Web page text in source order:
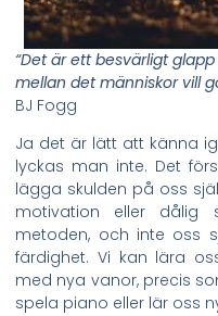
“Det är ett besvärligt
mellan det människor vill
BJ Fogg
Ja det är lätt att känna
lyckas man inte. Det
lägga skulden på oss
motivation eller dålig
metoden, och inte oss
färdighet. Vi kan lära
med nya vanor, precis
spela piano eller lär oss